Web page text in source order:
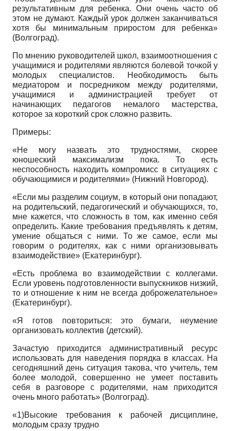
результативным для ребенка. Они очень часто об
этом не думают. Каждый урок должен заканчиваться
хотя бы минимальным приростом для ребенка»
(Волгоград).
По мнению руководителей школ, взаимоотношения с
учащимися и родителями являются болевой точкой у
молодых специалистов. Необходимость быть
медиатором и посредником между родителями,
учащимися и администрацией требует от
начинающих педагогов немалого мастерства,
которое за короткий срок сложно развить.
Примеры:
«Не могу назвать это трудностями, скорее
юношеский максимализм пока. То есть
неспособность находить компромисс в ситуациях с
обучающимися и родителями» (Нижний Новгород).
«Если мы разделим социум, в который они попадают,
на родительский, педагогический и обучающихся, то,
мне кажется, что сложность в том, как именно себя
определить. Какие требования предъявлять к детям,
умение общаться с ними. То же самое, если мы
говорим о родителях, как с ними организовывать
взаимодействие» (Екатеринбург).
«Есть проблема во взаимодействии с коллегами.
Если уровень подготовленности выпускников низкий,
то и отношение к ним не всегда доброжелательное»
(Екатеринбург).
«Я готов повториться: это бумаги, неумение
организовать коллектив (детский).
Зачастую приходится административный ресурс
использовать для наведения порядка в классах. На
сегодняшний день ситуация такова, что учитель, тем
более молодой, совершенно не умеет поставить
себя в разговоре с родителями, нам приходится
очень много работать» (Волгоград).
«1)Высокие требования к рабочей дисциплине,
молодым сразу трудно